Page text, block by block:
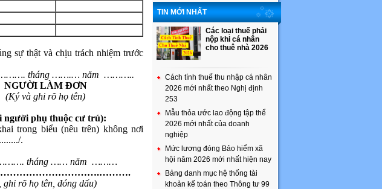
sự thật và chịu trách nhiệm trước
………. tháng …….… năm ………..
NGƯỜI LÀM ĐƠN
(Ký và ghi rõ họ tên)
phụ thuộc cư trú):
biểu (nêu trên) không nơi
.
tháng …… năm ………
ghi rõ họ tên, đóng dấu)
TIN MỚI NHẤT
Các loại thuế phải
nộp khi cá nhân
cho thuê nhà 2026
Cách tính thuế thu nhập cá nhân
2026 mới nhất theo Nghị định
253
Mẫu thỏa ước lao động tập thể
2026 mới nhất của doanh
nghiệp
Mức lương đóng Bảo hiểm xã
hội năm 2026 mới nhất hiện nay
Bảng danh mục hệ thống tài
khoản kế toán theo Thông tư 99